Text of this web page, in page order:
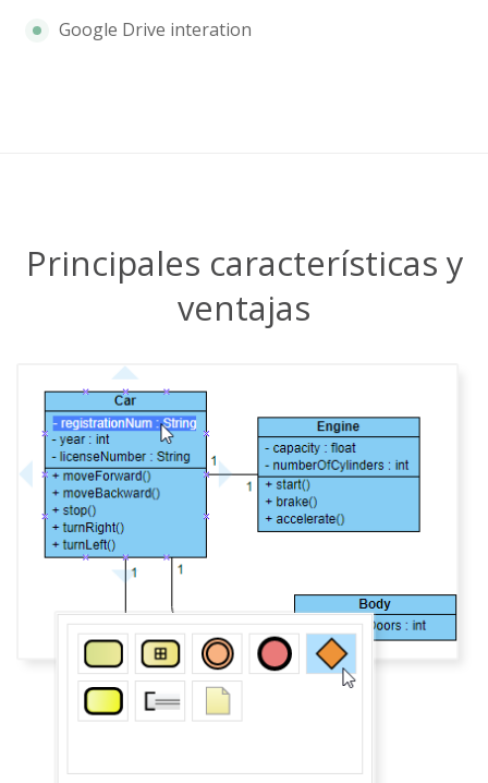
Google Drive interation
Principales características y
ventajas